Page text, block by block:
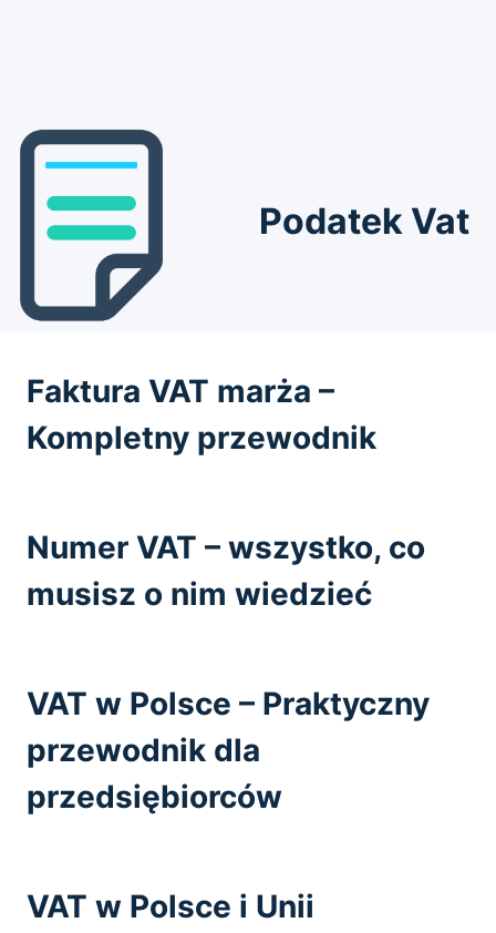
Podatek Vat
Faktura VAT marża –
Kompletny przewodnik
Numer VAT – wszystko, co
musisz o nim wiedzieć
VAT w Polsce – Praktyczny
przewodnik dla
przedsiębiorców
VAT w Polsce i Unii